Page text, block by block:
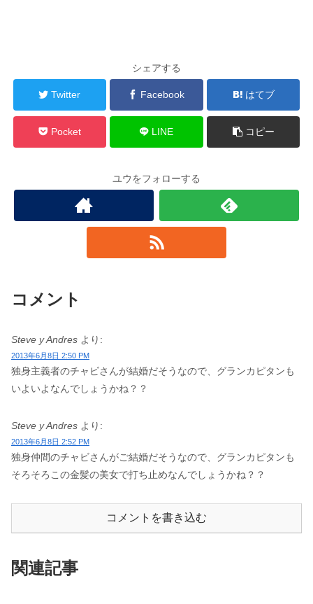
シェアする
Twitter Facebook はてブ
Pocket LINE コピー
ユウをフォローする
コメント
Steve y Andres より:
2013年6月8日 2:50 PM
独身主義者のチャビさんが結婚だそうなので、グランカピタンも
いよいよなんでしょうかね？？
Steve y Andres より:
2013年6月8日 2:52 PM
独身仲間のチャビさんがご結婚だそうなので、グランカピタンも
そろそろこの金髪の美女で打ち止めなんでしょうかね？？
コメントを書き込む
関連記事